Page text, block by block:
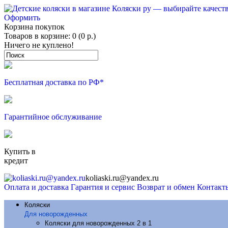
Оформить
Корзина покупок
Товаров в корзине: 0 (0 р.)
Ничего не куплено!
Бесплатная доставка по РФ*
Гарантийное обслуживание
Купить в
кредит
koliaski.ru@yandex.ru
Оплата и доставка Гарантия и сервис Возврат и обмен
Коляски
Для новорожденных
Коляски для новорожденных 2 в 1